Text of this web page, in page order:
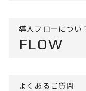
導入フローについ
FLOW
よくあるご質問